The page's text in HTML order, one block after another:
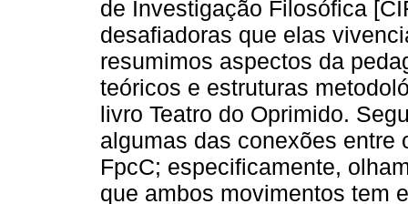
de Investigação Filosófica
desafiadoras que elas
resumimos aspectos da
teóricos e estruturas
livro Teatro do Oprimido.
algumas das conexões entre
FpcC; especificamente,
que ambos movimentos tem